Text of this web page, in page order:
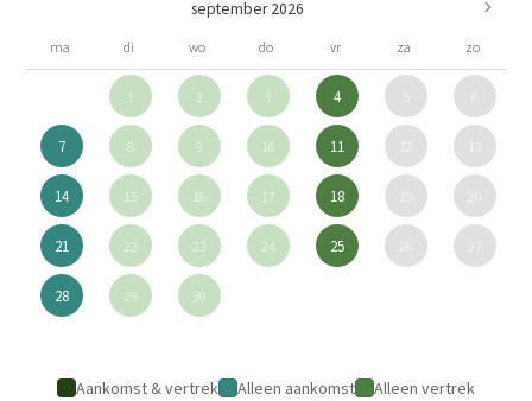
september 2026
ma di wo do vr za zo
1 2 3 4
7 8 9 10 11
14 15 16 17 18
21 22 23 24 25
28 29 30
Aankomst & vertrek Alleen aankomst
Alleen vertrek